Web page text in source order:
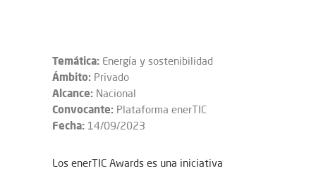
Temática: Energía y sostenibilidad
Ámbito: Privado
Alcance: Nacional
Convocante: Plataforma enerTIC
Fecha: 14/09/2023
Los enerTIC Awards es una iniciativa